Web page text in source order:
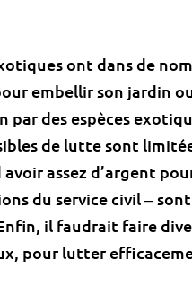
ont dans de
embellir son jardin
par des espèces
de lutte sont
assez d’argent
du service civil ‒ sont
il faudrait faire
pour lutter